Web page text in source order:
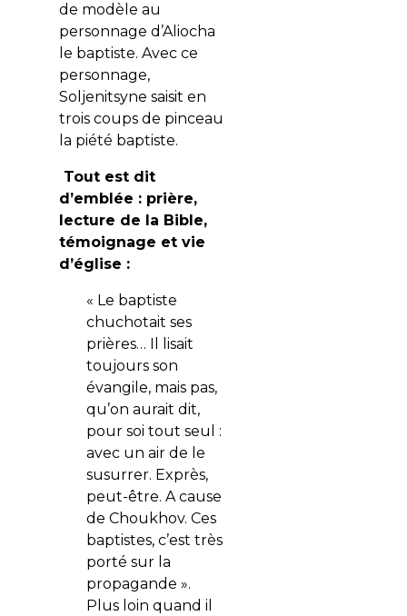
de modèle au
personnage d’Aliocha
le baptiste. Avec ce
personnage,
Soljenitsyne saisit en
trois coups de pinceau
la piété baptiste.
Tout est dit
d’emblée : prière,
lecture de la Bible,
témoignage et vie
d’église :
« Le baptiste
chuchotait ses
prières… Il lisait
toujours son
évangile, mais pas,
qu’on aurait dit,
pour soi tout seul :
avec un air de le
susurrer. Exprès,
peut-être. A cause
de Choukhov. Ces
baptistes, c’est très
porté sur la
propagande ».
Plus loin quand il